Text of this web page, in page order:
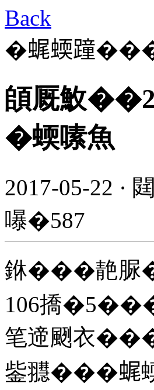
Back
�𧋦蝡蹱
頧厩䰻
�蝡嗉魚
2017-05-22
嚗�587
銝���靘脲
106撟
笔遆颲衣
鈭䎚���𧋦